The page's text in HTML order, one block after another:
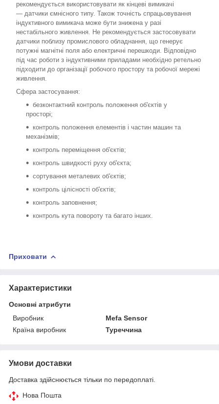
рекомендується використовувати як кінцеві вимикачі
— датчики ємнісного типу. Також точність спрацьовування
індуктивного вимикача може бути знижена у разі
нестабільного живлення. Не рекомендується застосовувати
датчики поблизу промислового обладнання, що генерує
потужні магнітні поля або електричні перешкоди. Відповідно
під час роботи з індуктивними приладами необхідно ретельно
підходити до організації робочого простору та робочої мережі
живлення.
Сфера застосування:
безконтактний контроль положення об'єктів у
просторі;
контроль положення елементів і частин машин та
механізмів;
контроль переміщення об'єктів;
контроль швидкості руху об'єкта;
сортування металевих об'єктів;
контроль цілісності об'єктів;
контроль заповнення;
контроль кута повороту та багато інших.
Приховати
Характеристики
Основні атрибути
Виробник
Mefa Sensor
Країна виробник
Туреччина
Умови доставки
Доставка здійснюється тільки по передоплаті.
Нова Пошта